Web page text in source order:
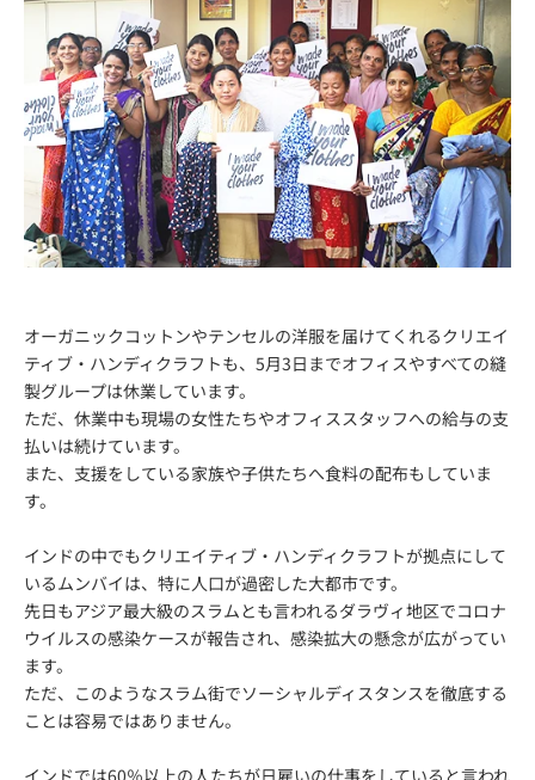
オーガニックコットンやテンセルの洋服を届けてくれるクリエイ
ティブ・ハンディクラフトも、5月3日までオフィスやすべての縫
製グループは休業しています。
ただ、休業中も現場の女性たちやオフィススタッフへの給与の支
払いは続けています。
また、支援をしている家族や子供たちへ食料の配布もしていま
す。
インドの中でもクリエイティブ・ハンディクラフトが拠点にして
いるムンバイは、特に人口が過密した大都市です。
先日もアジア最大級のスラムとも言われるダラヴィ地区でコロナ
ウイルスの感染ケースが報告され、感染拡大の懸念が広がってい
ます。
ただ、このようなスラム街でソーシャルディスタンスを徹底する
ことは容易ではありません。
インドでは60％以上の人たちが日雇いの仕事をしていると言われ